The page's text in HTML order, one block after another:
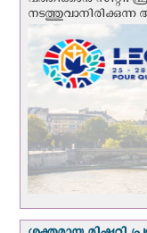
നടത്തുവാനിരിക്കുന്ന